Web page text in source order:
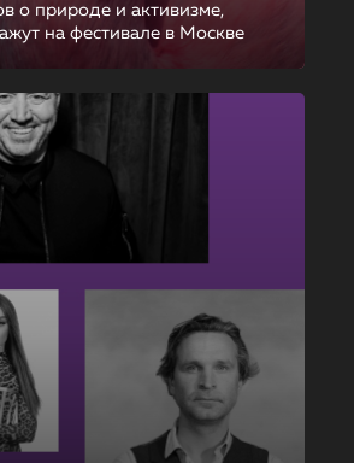
о природе и активизме,
на фестивале в Москве